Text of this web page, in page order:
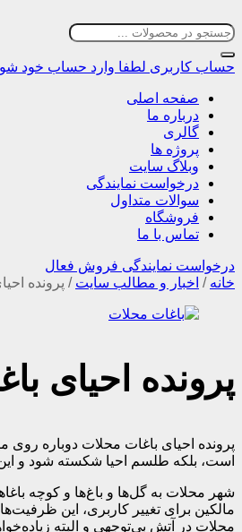
حساب کاربری لطفا وارد حساب خود
صفحه اصلی
درباره ما
گالری
پروژه ها
وبلاگ سایت
درخواست نمایندگی
سوالات متداول
فروشگاه
تماس با ما
درخواست نمایندگی فروش فعال
خانه / اخبار و مطالب سایت / پرونده
پرونده احیای
پرونده احیای باغات محلات دوباره روی
است، بلکه طلسم احیا شکسته شود و این
شهر محلات به گل‌ها و باغ‌ها و کوچه
مالکین برای تغییر کاربری، این
محلات در آتش بی‌توجهی و البته